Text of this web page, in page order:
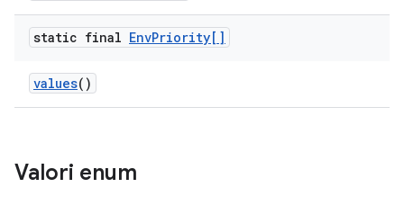
static final EnvPriority[]
values()
Valori enum